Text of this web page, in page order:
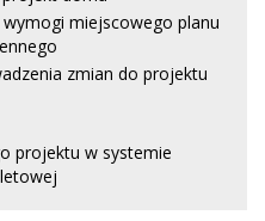
miejscowego planu
zmian do projektu
projektu w systemie